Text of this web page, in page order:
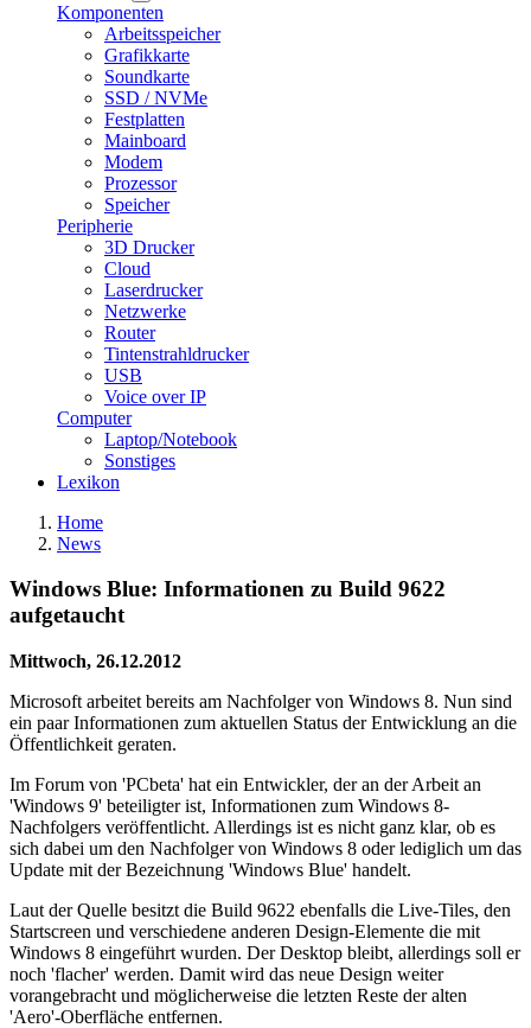
Komponenten
Arbeitsspeicher
Grafikkarte
Soundkarte
SSD / NVMe
Festplatten
Mainboard
Modem
Prozessor
Speicher
Peripherie
3D Drucker
Cloud
Laserdrucker
Netzwerke
Router
Tintenstrahldrucker
USB
Voice over IP
Computer
Laptop/Notebook
Sonstiges
Lexikon
Home
News
Windows Blue: Informationen zu Build 9622
aufgetaucht
Mittwoch, 26.12.2012
Microsoft arbeitet bereits am Nachfolger von Windows 8. Nun sind
ein paar Informationen zum aktuellen Status der Entwicklung an die
Öffentlichkeit geraten.
Im Forum von 'PCbeta' hat ein Entwickler, der an der Arbeit an
'Windows 9' beteiligter ist, Informationen zum Windows 8-
Nachfolgers veröffentlicht. Allerdings ist es nicht ganz klar, ob es
sich dabei um den Nachfolger von Windows 8 oder lediglich um das
Update mit der Bezeichnung 'Windows Blue' handelt.
Laut der Quelle besitzt die Build 9622 ebenfalls die Live-Tiles, den
Startscreen und verschiedene anderen Design-Elemente die mit
Windows 8 eingeführt wurden. Der Desktop bleibt, allerdings soll er
noch 'flacher' werden. Damit wird das neue Design weiter
vorangebracht und möglicherweise die letzten Reste der alten
'Aero'-Oberfläche entfernen.